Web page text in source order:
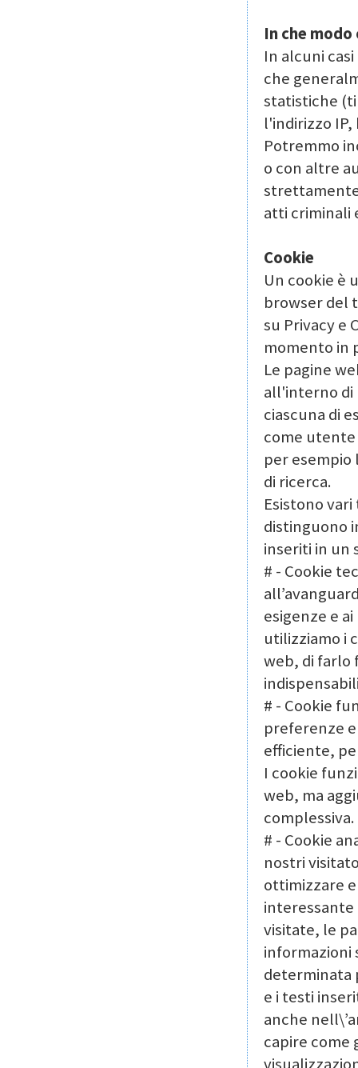
In che
In alcuni
che
statistiche
l'indirizzo
Potremmo
o con altre
atti criminali
Cookie
Un cookie è
browser del
su Privacy e
momento in
Le pagine
all'interno di
ciascuna di
come
per
di ricerca.
Esistono
distinguono
inseriti in un
# - Cookie
esigenze e
utilizziamo i
web, di farlo
# - Cookie
preferenze
efficiente,
I cookie
web, ma
complessiva.
# - Cookie
nostri
ottimizzare
interessante
visitate, le
informazioni
determinata
e i testi
anche
capire come